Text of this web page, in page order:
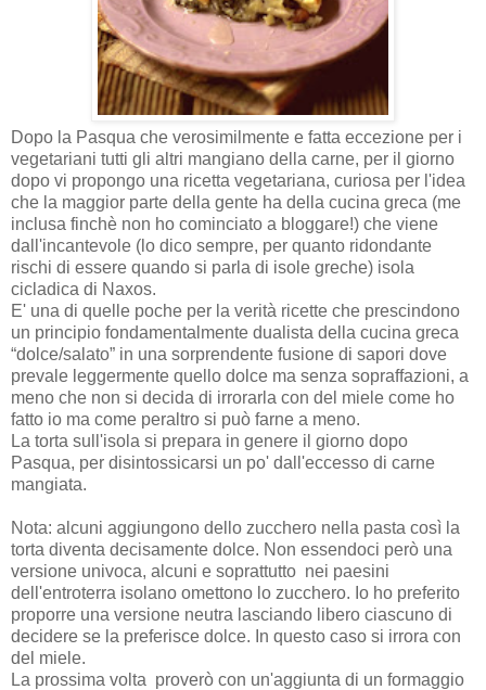
Dopo la Pasqua che verosimilmente e fatta eccezione per i
vegetariani tutti gli altri mangiano della carne, per il giorno
dopo vi propongo una ricetta vegetariana, curiosa per l'idea
che la maggior parte della gente ha della cucina greca (me
inclusa finchè non ho cominciato a bloggare!) che viene
dall'incantevole (lo dico sempre, per quanto ridondante
rischi di essere quando si parla di isole greche) isola
cicladica di Naxos.
E' una di quelle poche per la verità ricette che prescindono
un principio fondamentalmente dualista della cucina greca
“dolce/salato” in una sorprendente fusione di sapori dove
prevale leggermente quello dolce ma senza sopraffazioni, a
meno che non si decida di irrorarla con del miele come ho
fatto io ma come peraltro si può farne a meno.
La torta sull'isola si prepara in genere il giorno dopo
Pasqua, per disintossicarsi un po' dall'eccesso di carne
mangiata.
Nota: alcuni aggiungono dello zucchero nella pasta così la
torta diventa decisamente dolce. Non essendoci però una
versione univoca, alcuni e soprattutto nei paesini
dell'entroterra isolano omettono lo zucchero. Io ho preferito
proporre una versione neutra lasciando libero ciascuno di
decidere se la preferisce dolce. In questo caso si irrora con
del miele.
La prossima volta proverò con un'aggiunta di un formaggio